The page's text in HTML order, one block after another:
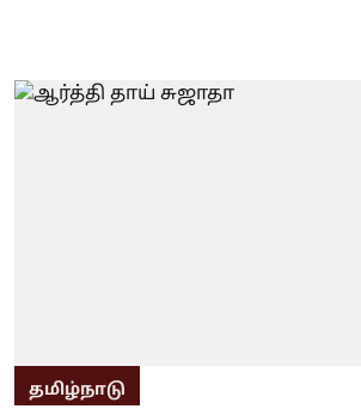
தமிழ்நாடு